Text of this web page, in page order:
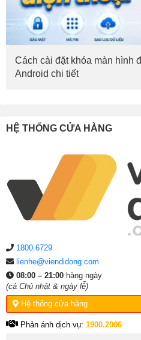
Cách cài đặt khóa màn hình
Android chi tiết
HỆ THỐNG CỬA HÀNG
1800.6729
lienhe@viendidong.com
08:00 – 21:00 hàng ngày
(cả Chủ nhật & ngày lễ)
Hệ thống cửa hàng
Phản ánh dịch vụ: 1900.2006